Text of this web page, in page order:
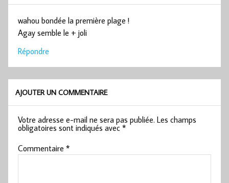
wahou bondée la première plage !
Agay semble le + joli
Répondre
AJOUTER UN COMMENTAIRE
Votre adresse e-mail ne sera pas publiée. Les champs
obligatoires sont indiqués avec*
Commentaire*